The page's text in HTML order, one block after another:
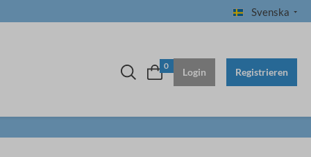
Svenska
0 Login Registrieren